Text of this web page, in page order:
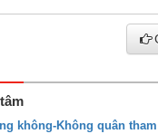
không-Không quân